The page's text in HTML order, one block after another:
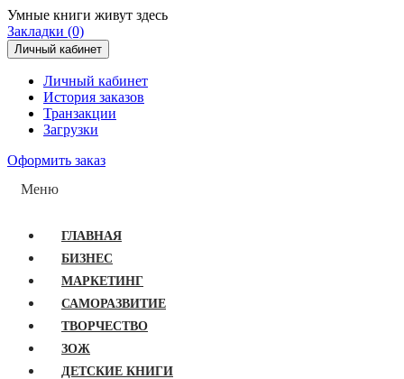
Умные книги живут здесь
Закладки (0)
Личный кабинет
Личный кабинет
История заказов
Транзакции
Загрузки
Оформить заказ
Меню
ГЛАВНАЯ
БИЗНЕС
МАРКЕТИНГ
САМОРАЗВИТИЕ
ТВОРЧЕСТВО
ЗОЖ
ДЕТСКИЕ КНИГИ